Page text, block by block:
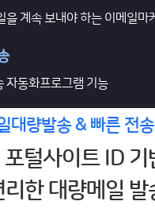
을 계속보내야 하는 이메일마
자동화프로그램 기능
대량발송 & 빠른 전송
털사이트 ID 기
리한 대량메일 발